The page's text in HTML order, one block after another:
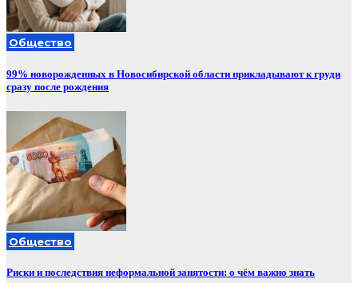
Общество
99% новорожденных в Новосибирской области прикладывают к груди
сразу после рождения
Общество
Риски и последствия неформальной занятости: о чём важно знать